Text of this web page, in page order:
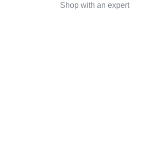
Shop with an expert